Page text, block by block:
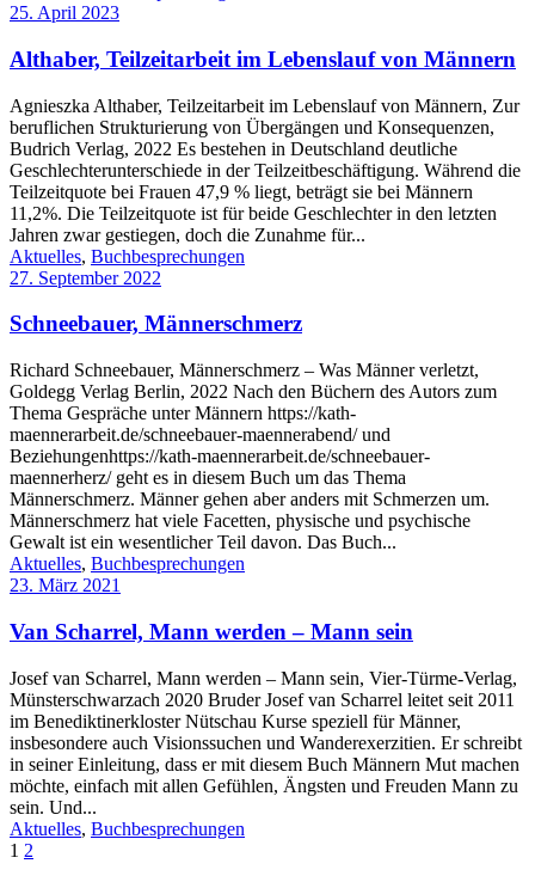
25. April 2023
Althaber, Teilzeitarbeit im Lebenslauf von Männern
Agnieszka Althaber, Teilzeitarbeit im Lebenslauf von Männern, Zur
beruflichen Strukturierung von Übergängen und Konsequenzen,
Budrich Verlag, 2022 Es bestehen in Deutschland deutliche
Geschlechterunterschiede in der Teilzeitbeschäftigung. Während die
Teilzeitquote bei Frauen 47,9 % liegt, beträgt sie bei Männern
11,2%. Die Teilzeitquote ist für beide Geschlechter in den letzten
Jahren zwar gestiegen, doch die Zunahme für...
Aktuelles, Buchbesprechungen
27. September 2022
Schneebauer, Männerschmerz
Richard Schneebauer, Männerschmerz – Was Männer verletzt,
Goldegg Verlag Berlin, 2022 Nach den Büchern des Autors zum
Thema Gespräche unter Männern https://kath-
maennerarbeit.de/schneebauer-maennerabend/ und
Beziehungenhttps://kath-maennerarbeit.de/schneebauer-
maennerherz/ geht es in diesem Buch um das Thema
Männerschmerz. Männer gehen aber anders mit Schmerzen um.
Männerschmerz hat viele Facetten, physische und psychische
Gewalt ist ein wesentlicher Teil davon. Das Buch...
Aktuelles, Buchbesprechungen
23. März 2021
Van Scharrel, Mann werden – Mann sein
Josef van Scharrel, Mann werden – Mann sein, Vier-Türme-Verlag,
Münsterschwarzach 2020 Bruder Josef van Scharrel leitet seit 2011
im Benediktinerkloster Nütschau Kurse speziell für Männer,
insbesondere auch Visionssuchen und Wanderexerzitien. Er schreibt
in seiner Einleitung, dass er mit diesem Buch Männern Mut machen
möchte, einfach mit allen Gefühlen, Ängsten und Freuden Mann zu
sein. Und...
Aktuelles, Buchbesprechungen
1 2